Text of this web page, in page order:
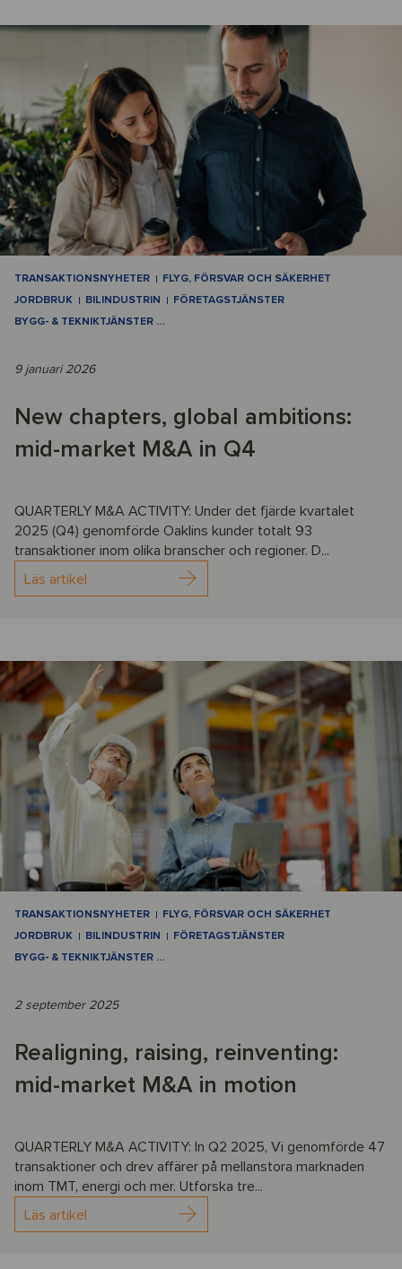
TRANSAKTIONSNYHETER
FLYG, FÖRSVAR OCH SÄKERHET
JORDBRUK
BILINDUSTRIN
FÖRETAGSTJÄNSTER
BYGG- & TEKNIKTJÄNSTER …
9 januari 2026
New chapters, global ambitions:
mid-market M&A in Q4
QUARTERLY M&A ACTIVITY: Under det fjärde kvartalet
2025 (Q4) genomförde Oaklins kunder totalt 93
transaktioner inom olika branscher och regioner. D...
Läs artikel
TRANSAKTIONSNYHETER
FLYG, FÖRSVAR OCH SÄKERHET
JORDBRUK
BILINDUSTRIN
FÖRETAGSTJÄNSTER
BYGG- & TEKNIKTJÄNSTER …
2 september 2025
Realigning, raising, reinventing:
mid-market M&A in motion
QUARTERLY M&A ACTIVITY: In Q2 2025, Vi genomförde 47
transaktioner och drev affärer på mellanstora marknaden
inom TMT, energi och mer. Utforska tre...
Läs artikel